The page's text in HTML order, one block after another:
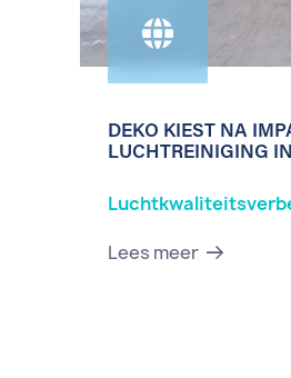
DEKO KIEST NA
LUCHTREINIGING
Lees meer